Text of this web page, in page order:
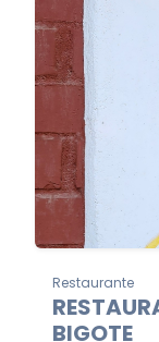
Restaurante
BIGOTE